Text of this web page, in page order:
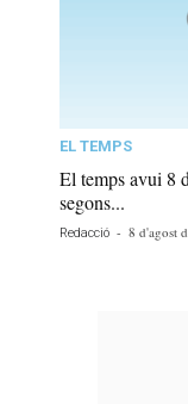
EL TEMPS
El temps avui 8
segons...
Redacció - 8 d'agost